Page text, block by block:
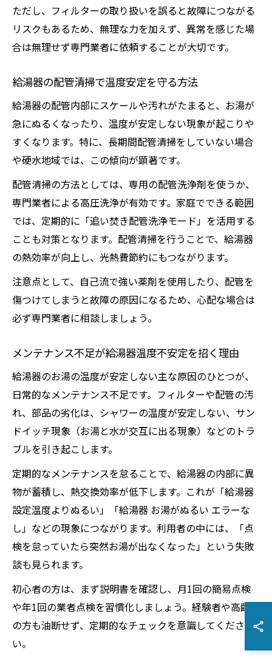
ただし、フィルターの取り扱いを誤ると故障につながる
リスクもあるため、無理な力を加えず、異常を感じた場
合は無理せず専門業者に依頼することが大切です。
給湯器の配管清掃で温度安定を守る方法
給湯器の配管内部にスケールや汚れがたまると、お湯が
急にぬるくなったり、温度が安定しない現象が起こりや
すくなります。特に、長期間配管清掃をしていない場合
や硬水地域では、この傾向が顕著です。
配管清掃の方法としては、専用の配管洗浄剤を使うか、
専門業者による高圧洗浄が有効です。家庭でできる範囲
では、定期的に「追い焚き配管洗浄モード」を活用する
ことも対策となります。配管清掃を行うことで、給湯器
の熱効率が向上し、光熱費節約にもつながります。
注意点として、自己流で強い薬剤を使用したり、配管を
傷つけてしまうと故障の原因になるため、心配な場合は
必ず専門業者に相談しましょう。
メンテナンス不足が給湯器温度不安定を招く理由
給湯器のお湯の温度が安定しない主な原因のひとつが、
日常的なメンテナンス不足です。フィルターや配管の汚
れ、部品の劣化は、シャワーの温度が安定しない、サン
ドイッチ現象（お湯と水が交互に出る現象）などのトラ
ブルを引き起こします。
定期的なメンテナンスを怠ることで、給湯器の内部に異
物が蓄積し、熱交換効率が低下します。これが「給湯器
設定温度よりぬるい」「給湯器 お湯がぬるい エラーな
し」などの現象につながります。利用者の中には、「点
検を怠っていたら突然お湯が出なくなった」という失敗
談も見られます。
初心者の方は、まず説明書を確認し、月1回の簡易点検
や年1回の業者点検を習慣化しましょう。経験者や高齢者
の方も油断せず、定期的なチェックを意識してくださ
い。